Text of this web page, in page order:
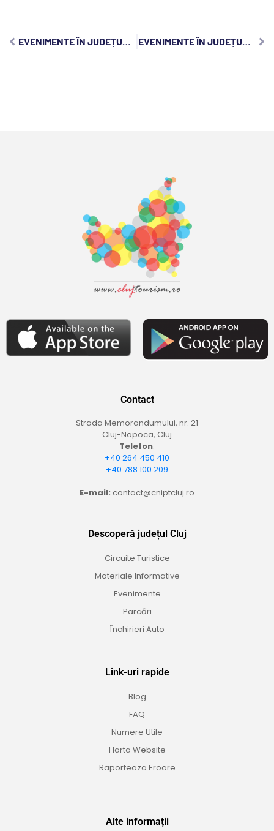
Contact
Strada Memorandumului, nr. 21
Cluj-Napoca, Cluj
Telefon:
+40 264 450 410
+40 788 100 209
E-mail: contact@cniptcluj.ro
Descoperă județul Cluj
Circuite Turistice
Materiale Informative
Evenimente
Parcări
Închirieri Auto
Link-uri rapide
Blog
FAQ
Numere Utile
Harta Website
Raporteaza Eroare
Alte informații